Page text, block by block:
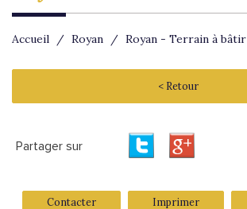
Accueil Royan Royan - Terrain à bâtir
< Retour
Partager sur
Contacter Imprimer